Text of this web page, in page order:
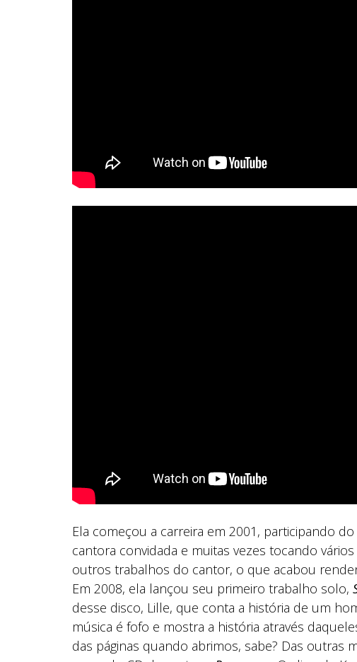
Ela começou a carreira em 2001, participando
cantora convidada e muitas vezes tocando
outros trabalhos do cantor, o que acabou
Em 2008, ela lançou seu primeiro trabalho solo,
desse disco, Lille, que conta a história de um
música é fofo e mostra a história através
das páginas quando abrimos, sabe? Das outras